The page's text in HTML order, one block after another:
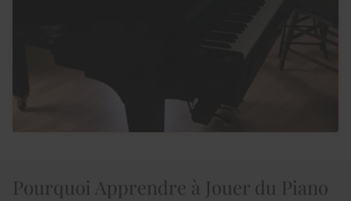
Pourquoi Apprendre à Jouer du Piano